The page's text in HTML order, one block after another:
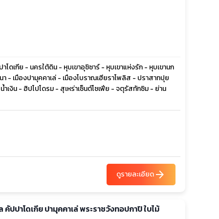
ดเกีย - นครใต้ดิน - หุบเขาอุชิซาร์ - หุบเขาแห่งรัก - หุบเขานก
- เมืองปามุคคาเล่ - เมืองโบราณเฮียราโพลิส - ปราสาทปุย
เงิน - ฮิปโปโดรม - สุเหร่าเซ็นต์โซเฟีย - จตุรัสทักซิม - ย่าน
ดูรายละเอียดarrow_forward
ปามุคคาเล่ พระราชวังทอปกาปิ ใบไม้